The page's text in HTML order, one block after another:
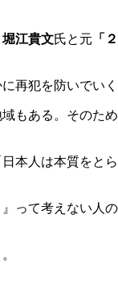
堀江貴文氏と元 「
再犯を防いでい
もある。そのた
本人は本質をと
って考えない人